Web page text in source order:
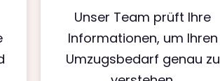
Unser Team prüft Ihre
Informationen, um Ihren
Umzugsbedarf genau zu